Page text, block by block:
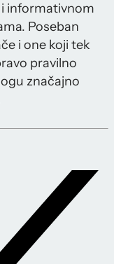
informativnom
Poseban
i one koji tek
pravilno
značajno